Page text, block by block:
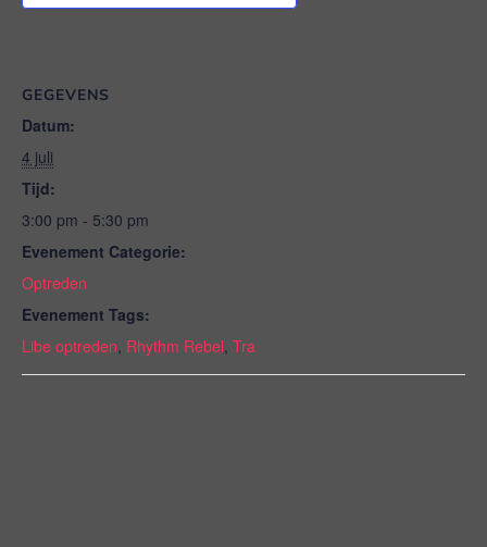
GEGEVENS
Datum:
4 juli
Tijd:
3:00 pm - 5:30 pm
Evenement Categorie:
Optreden
Evenement Tags:
Libe optreden, Rhythm Rebel, Tra